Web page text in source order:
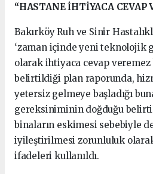
“HASTANE İHTİYACA CEVAP
Bakırköy Ruh ve Sinir
‘zaman içinde yeni teknolojik
olarak ihtiyaca cevap
belirtildiği plan raporunda,
yetersiz gelmeye başladığı
gereksiniminin doğduğu
binaların eskimesi sebebiyle
iyileştirilmesi zorunluluk olarak
ifadeleri kullanıldı.